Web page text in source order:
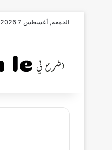
الجمعة, أغسطس 7 2026